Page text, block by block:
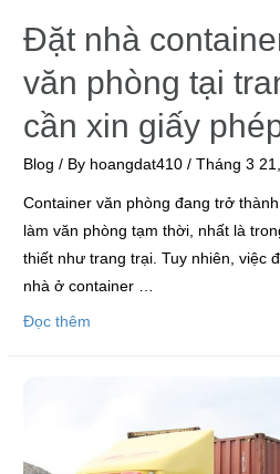
Đặt nhà
văn phòng tại
cần xin giấy
Blog / By hoangdat410 /Tháng 3
Container văn phòng đang trở
làm văn phòng tạm thời, nhất là
thiết như trang trại. Tuy nhiên, việc
nhà ở container …
Đọc thêm